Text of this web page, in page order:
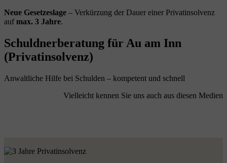
Neue Gesetzeslage – Verkürzung der Dauer einer Privatinsolvenz
aufmax. 3 Jahre.
Schuldnerberatung für Au am Inn
(Privatinsolvenz)
Anwaltliche Hilfe bei Schulden – kompetent und schnell
Vielleicht kennen Sie uns auch aus diesen Medien